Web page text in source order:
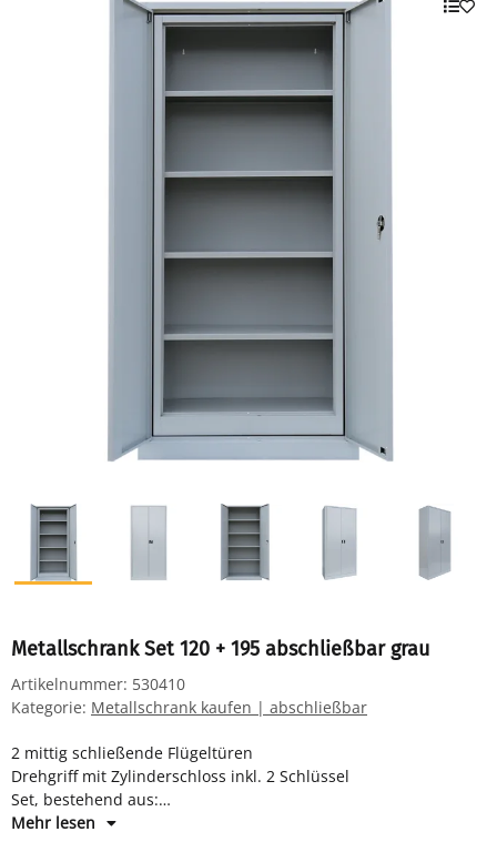
Metallschrank Set 120 + 195 abschließbar grau
Artikelnummer: 530410
Kategorie: Metallschrank kaufen | abschließbar
2 mittig schließende Flügeltüren
Drehgriff mit Zylinderschloss inkl. 2 Schlüssel
Set, bestehend aus:
Flügeltürenschrank mit 4 Fachböden für 5 Ordnerhöhen: H
Mehr lesen